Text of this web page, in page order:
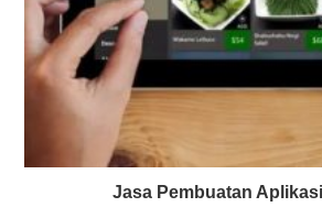
Jasa Pembuatan